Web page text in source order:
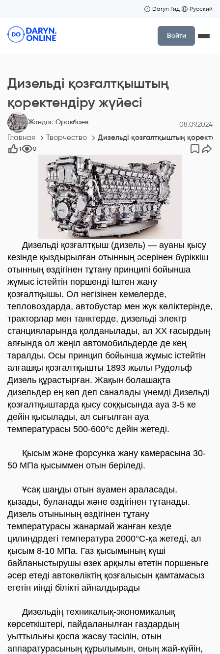
Daryn Гид Русский
Войти
Дизельді қозғалтқыштың
қоректендіру жүйесі
Жандос Оракбаев 08.09.2024
Главная Творчество Дизельді қозғалтқыштың
1 0
Дизельді қозғалтқыш (дизель) — ауаны қысу
кезінде қыздырылған отынның әсерінен бүріккіш
отынның өздігінен тұтану принципі бойынша
жұмыс істейтін поршенді Іштен жану
қозғалтқышы. Ол негізінен кемелерде,
тепловоздарда, автобустар мен жүк көліктерінде,
тракторлар мен танктерде, дизельді электр
станцияларында қолданылады, ал ХХ ғасырдың
аяғында ол жеңіл автомобильдерде де кең
таралды. Осы принцип бойынша жұмыс істейтін
алғашқы қозғалтқышты 1893 жылы Рудольф
Дизель құрастырған. Жақын болашақта
дизельдер ең көп деп саналады үнемді Дизельді
қозғалтқыштарда қысу соққысында ауа 3-5 ке
дейін қысылады, ал сығылған ауа
температурасы 500-600°с дейін жетеді.
Қысым және форсунка жану камерасына 30-
50 МПа қысыммен отын беріледі.
Ұсақ шаңды отын ауамен араласады,
қызады, буланады және өздігінен тұтанады.
Дизель отынының өздігінен тұтану
температурасы жанармай жанған кезде
цилиндрдегі температура 2000°C-қа жетеді, ал
қысым 8-10 МПа. Газ қысымының күші
байланыстырушы өзек арқылы өтетін поршеньге
әсер етеді автокөліктің қозғалысын қамтамасыз
ететін иінді білікті айналдырады
Дизельдің техникалық-экономикалық
көрсеткіштері, пайдаланылған газдардың
уыттылығы қоспа жасау тәсілін, отын
аппаратурасының құрылымын, оның жай-күйін,